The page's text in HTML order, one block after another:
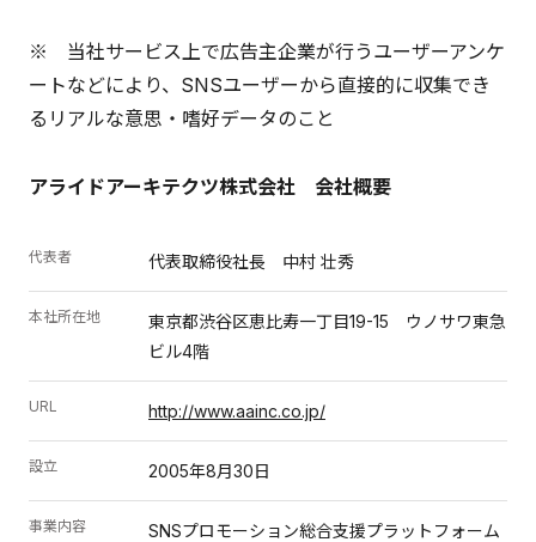
※ 当社サービス上で広告主企業が行うユーザーアンケ
ートなどにより、SNSユーザーから直接的に収集でき
るリアルな意思・嗜好データのこと
アライドアーキテクツ株式会社 会社概要
代表者 代表取締役社長 中村 壮秀
本社所在地
東京都渋谷区恵比寿一丁目19-15 ウノサワ東急
ビル4階
URL http://www.aainc.co.jp/
設立 2005年8月30日
事業内容
SNSプロモーション総合支援プラットフォーム